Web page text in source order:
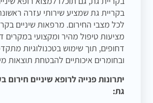
בקריית גת שמציע שירותי עזרה
לכל מצבי החירום. מרפאות שיניים
מציעות טיפול מהיר ומקצועי במקרים
דחופים, תוך שימוש בטכנולוגיות
ובחומרים איכותיים להבטחת תוצאות
יתרונות פנייה לרופא שיניים חירום
גת: